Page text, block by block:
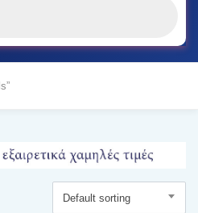
Default sorting